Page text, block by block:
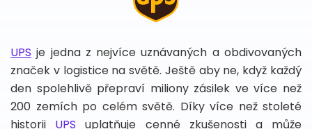
UPS je jedna z nejvíce uznávaných a obdivovaných
značek v logistice na světě. Ještě aby ne, když každý
den spolehlivě přepraví miliony zásilek ve více než
200 zemích po celém světě. Díky více než stoleté
historii UPS uplatňuje cenné zkušenosti a může